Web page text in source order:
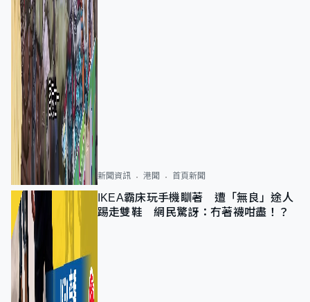
新聞資訊 港聞 首頁新聞
IKEA霸床玩手機瞓著 遭「無良」途人
踢走雙鞋 網民驚訝：冇著襪咁盡！？